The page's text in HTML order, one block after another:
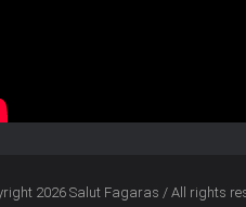
2026 Salut Fagaras / All rights